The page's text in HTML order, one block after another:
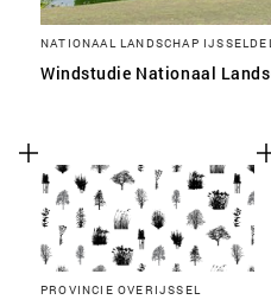
NATIONAAL LANDSCHAP
Windstudie Nationaal
PROVINCIE OVERIJSSEL